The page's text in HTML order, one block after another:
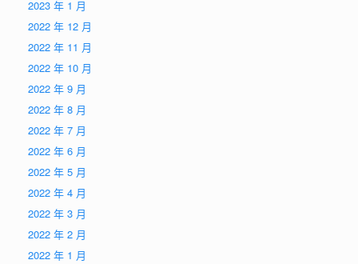
2023 年 1 月
2022 年 12 月
2022 年 11 月
2022 年 10 月
2022 年 9 月
2022 年 8 月
2022 年 7 月
2022 年 6 月
2022 年 5 月
2022 年 4 月
2022 年 3 月
2022 年 2 月
2022 年 1 月